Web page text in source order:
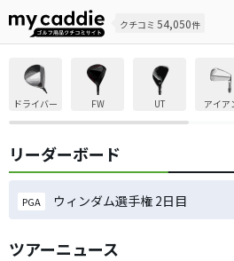
クチコミ 54,050件
ドライバー FW UT アイア
リーダーボード
PGA ウィンダム選手権 2日目
ツアーニュース